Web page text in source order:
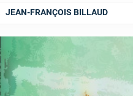
JEAN-FRANÇOIS BILLAUD